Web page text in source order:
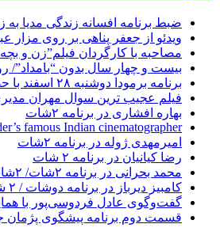
ضبط برنامه افسانه زندگی مدیا به
ویدئو از جعفر پناهی بر روی مزار
مصاحبه با کارگردان فیلم”زن و بچه”
بیست و چهار سال بدون “بامداد”/
برنامه برمودا دوشنبه ۲۸ اسفند با حضور ایرج حسابی
فیلم عجیب ترین سوال مهران
بهاره افشاری در برنامه ۲شات
famous Indian cinematographer
امیرمهدی ژوله در برنامه ۲شات
رضا کیانیان در برنامه ۲ شات
محمد بحرانی در برنامه ۲شات/ ۲شات فصل ۱ قسمت ۲
کامبیز دیرباز در برنامه دوشات / ۲ شات فصل ۱ قسمت ۱
گفت‌وگوی عادل فردوسی‌پور با
قسمت دوم برنامه پیشگوی پژمان